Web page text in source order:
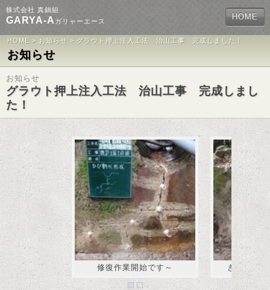
株式会社 真鍋組
GARYA-Aガリャーエース HOME
HOME > お知らせ > グラウト押上注入工法 治山工事 完成しました！
お知らせ
お知らせ
グラウト押上注入工法 治山工事 完成しまし
た！
修復作業開始です～ きれいに